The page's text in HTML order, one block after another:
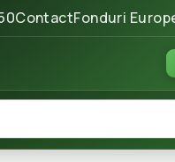
ContactFonduri